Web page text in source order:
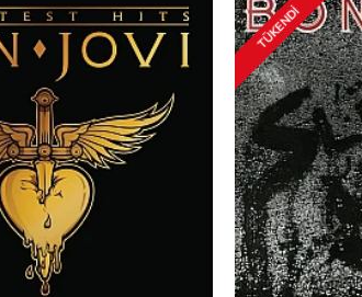
TÜKENDI